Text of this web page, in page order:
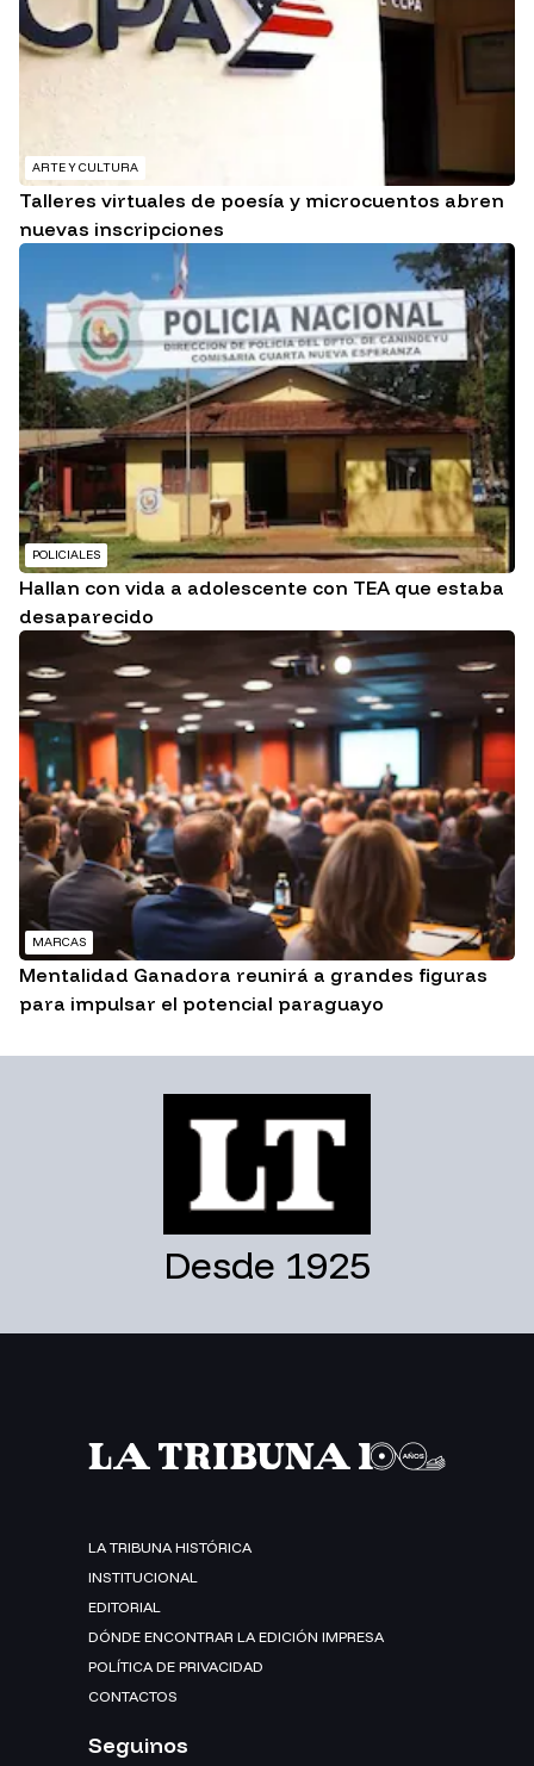
ARTE Y CULTURA
Talleres virtuales de poesía y microcuentos abren
nuevas inscripciones
POLICIALES
Hallan con vida a adolescente con TEA que estaba
desaparecido
MARCAS
Mentalidad Ganadora reunirá a grandes figuras
para impulsar el potencial paraguayo
Desde 1925
LA TRIBUNA HISTÓRICA
INSTITUCIONAL
EDITORIAL
DÓNDE ENCONTRAR LA EDICIÓN IMPRESA
POLÍTICA DE PRIVACIDAD
CONTACTOS
Seguinos